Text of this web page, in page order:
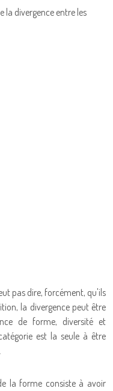
la divergence entre les
pas dire, forcément, qu'ils
la divergence peut être
de forme, diversité et
est la seule à être
la forme consiste à avoir